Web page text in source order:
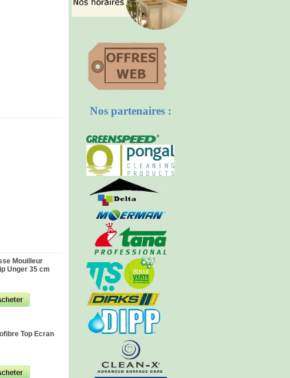
Mouilleur
Unger 35 cm
Top Ecran
Nos partenaires :